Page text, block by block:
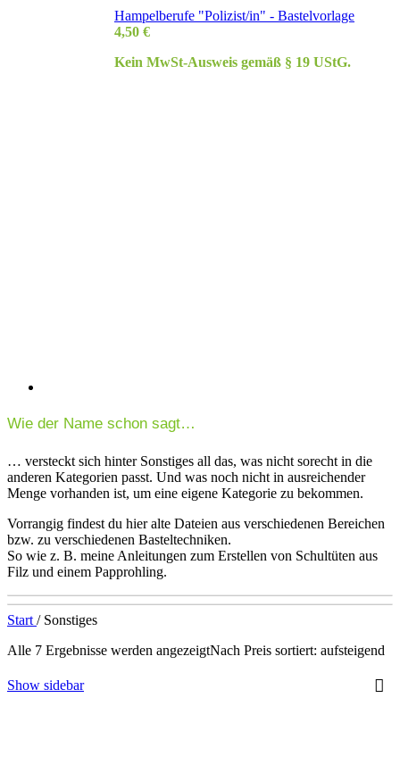
Hampelberufe "Polizist/in" - Bastelvorlage
4,50 €
Kein MwSt-Ausweis gemäß § 19 UStG.
Wie der Name schon sagt…
… versteckt sich hinter Sonstiges all das, was nicht sorecht in die
anderen Kategorien passt. Und was noch nicht in ausreichender
Menge vorhanden ist, um eine eigene Kategorie zu bekommen.
Vorrangig findest du hier alte Dateien aus verschiedenen Bereichen
bzw. zu verschiedenen Basteltechniken.
So wie z. B. meine Anleitungen zum Erstellen von Schultüten aus
Filz und einem Papprohling.
Start / Sonstiges
Alle 7 Ergebnisse werden angezeigtNach Preis sortiert: aufsteigend
Show sidebar